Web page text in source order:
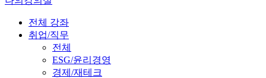
전체 강좌
취업/직무
전체
ESG/윤리경영
경제/재테크